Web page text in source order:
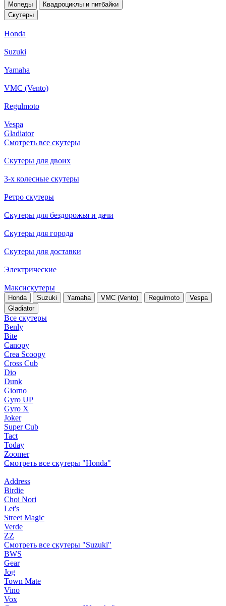
Мопеды
Квадроциклы и питбайки
Скутеры
Honda
Suzuki
Yamaha
VMC (Vento)
Regulmoto
Vespa
Gladiator
Смотреть все скутеры
Скутеры для двоих
3-х колесные скутеры
Ретро скутеры
Скутеры для бездорожья и дачи
Скутеры для города
Скутеры для доставки
Электрические
Максискутеры
Honda Suzuki Yamaha VMC (Vento) Regulmoto
Vespa
Gladiator
Все скутеры
Benly
Bite
Canopy
Crea Scoopy
Cross Cub
Dio
Dunk
Giorno
Gyro UP
Gyro X
Joker
Super Cub
Tact
Today
Zoomer
Смотреть все скутеры "Honda"
Address
Birdie
Choi Nori
Let's
Street Magic
Verde
ZZ
Смотреть все скутеры "Suzuki"
BWS
Gear
Jog
Town Mate
Vino
Vox